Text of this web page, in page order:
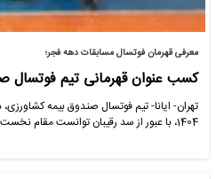
معرفی قهرمان فوتسال مسابقات دهه فجر؛
کسب عنوان قهرمانی تیم فوتسال
تهران- ایانا- تیم فوتسال صندوق بیمه
1404، با عبور از سد رقیبان توانست مقام